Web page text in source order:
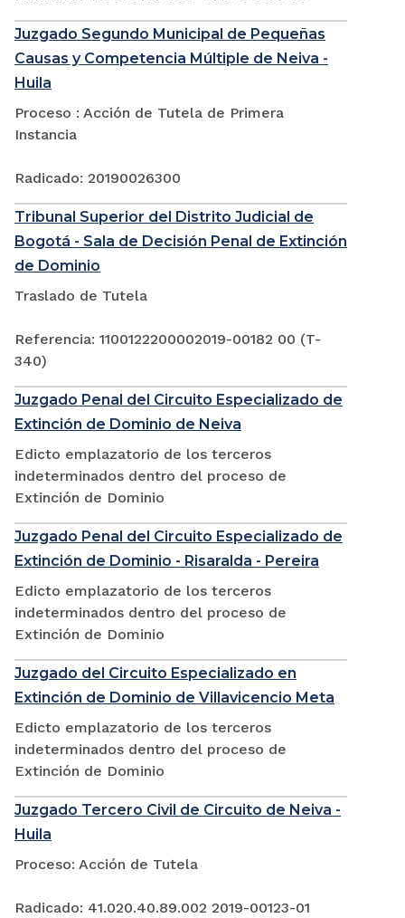
Juzgado Segundo Municipal de Pequeñas
Causas y Competencia Múltiple de Neiva -
Huila
Proceso : Acción de Tutela de Primera
Instancia
Radicado: 20190026300
Tribunal Superior del Distrito Judicial de
Bogotá - Sala de Decisión Penal de Extinción
de Dominio
Traslado de Tutela
Referencia: 1100122200002019-00182 00 (T-
340)
Juzgado Penal del Circuito Especializado de
Extinción de Dominio de Neiva
Edicto emplazatorio de los terceros
indeterminados dentro del proceso de
Extinción de Dominio
Juzgado Penal del Circuito Especializado de
Extinción de Dominio - Risaralda - Pereira
Edicto emplazatorio de los terceros
indeterminados dentro del proceso de
Extinción de Dominio
Juzgado del Circuito Especializado en
Extinción de Dominio de Villavicencio Meta
Edicto emplazatorio de los terceros
indeterminados dentro del proceso de
Extinción de Dominio
Juzgado Tercero Civil de Circuito de Neiva -
Huila
Proceso: Acción de Tutela
Radicado: 41.020.40.89.002 2019-00123-01